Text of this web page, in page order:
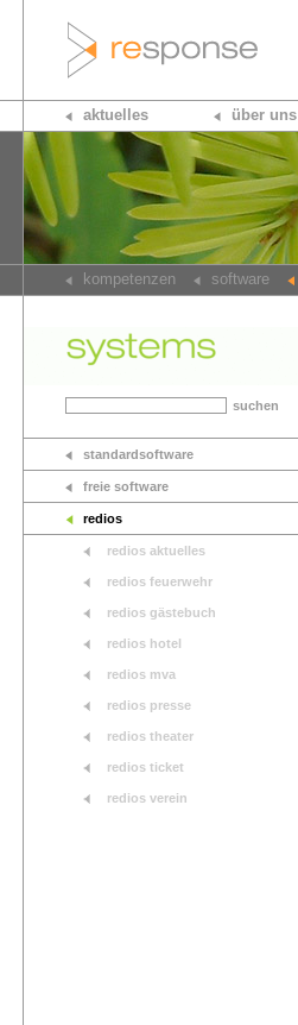
aktuelles über uns
kompetenzen software
suchen
standardsoftware
freie software
redios
redios aktuelles
redios feuerwehr
redios gästebuch
redios hotel
redios mva
redios presse
redios theater
redios ticket
redios verein